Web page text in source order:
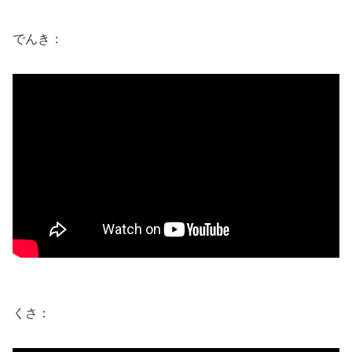
でんき：
くさ：